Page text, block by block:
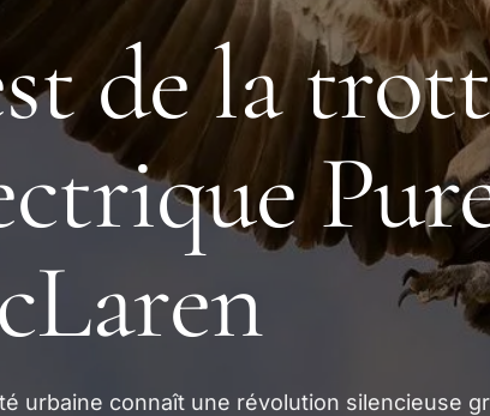
de la
urbaine connaît une révolution silencieuse